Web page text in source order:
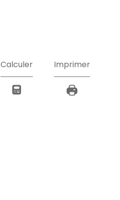
Calculer Imprimer